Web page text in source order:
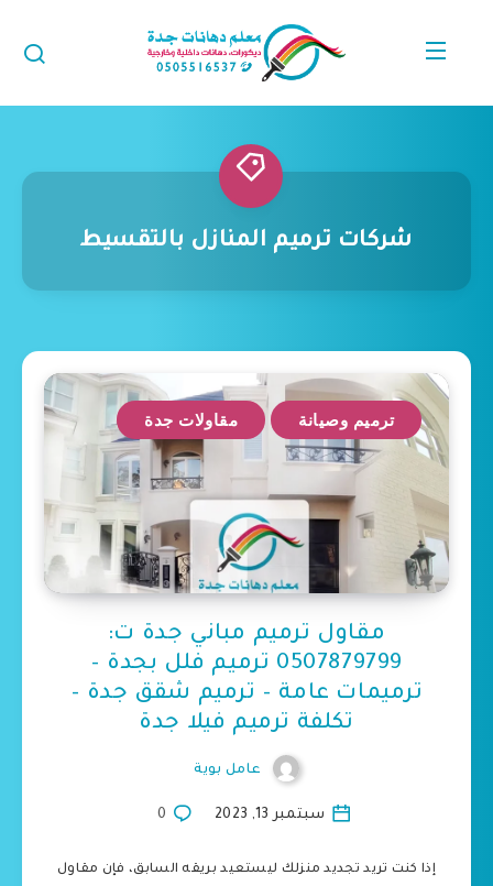
شركات ترميم المنازل بالتقسيط
ترميم وصيانة مقاولات جدة
مقاول ترميم مباني جدة ت:
0507879799 ترميم فلل بجدة –
ترميمات عامة – ترميم شقق جدة –
تكلفة ترميم فيلا جدة
عامل بوية
سبتمبر 13, 2023 0
إذا كنت تريد تجديد منزلك ليستعيد بريقه السابق، فإن مقاول